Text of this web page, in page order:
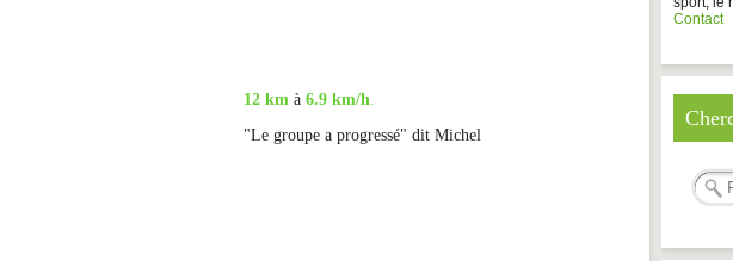
12 km à 6.9 km/h.
"Le groupe a progressé" dit Michel
Contact